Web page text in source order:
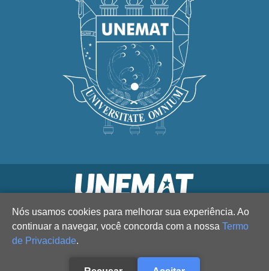
Nós usamos cookies para melhorar sua experiência. Ao
continuar a navegar, você concorda com a nossa Termo
de Privacidade.